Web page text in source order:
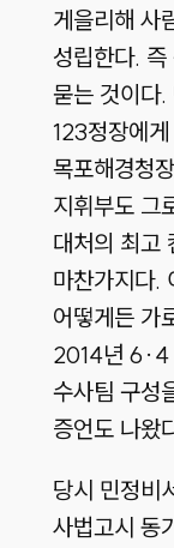
게을리해 사
성립한다.
묻는 것이다.
123정장에
목포해경청
지휘부도 그
대처의 최고
마찬가지다.
어떻게든 가
2014년 6·4
수사팀 구성
증언도 나왔
당시 민정비
사법고시 동